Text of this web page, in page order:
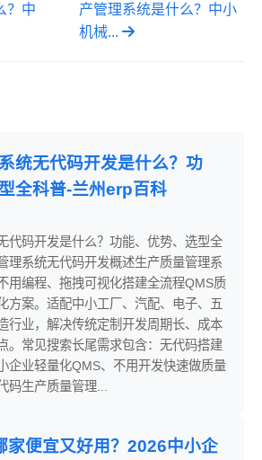
？中
产管理系统是什么？中小
机械...
统无代码开发是什么？功
全科普-兰州erp百科
代码开发是什么？功能、优势、选型全
理系统无代码开发概述生产质量管理系
用编程、拖拽可视化搭建全流程QMS质
方案。适配中小工厂、汽配、电子、五
行业，解决传统定制开发周期长、成本
。常见搜索长尾需求包含：无代码搭建
企业轻量化QMS、不用开发快速做质量
码生产质量管理...
家便宜又好用？2026中小企